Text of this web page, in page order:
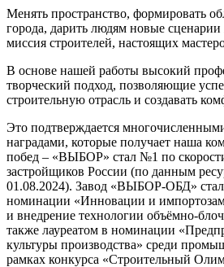
Менять пространство, формировать
города, дарить людям новые
миссия строителей, настоящих
В основе нашей работы высокий
творческий подход, позволяющие
строительную отрасль и создавать
Это подтверждается
наградами, которые получает наша
побед – «ВЫБОР» стал №1 по скорости
застройщиков России (по данным
01.08.2024). Завод «ВЫБОР-ОБД» стал
номинации «Инновации и
и внедрение технологии объёмно-
также лауреатом в номинации
культуры производства» среди
рамках конкурса «Строительный